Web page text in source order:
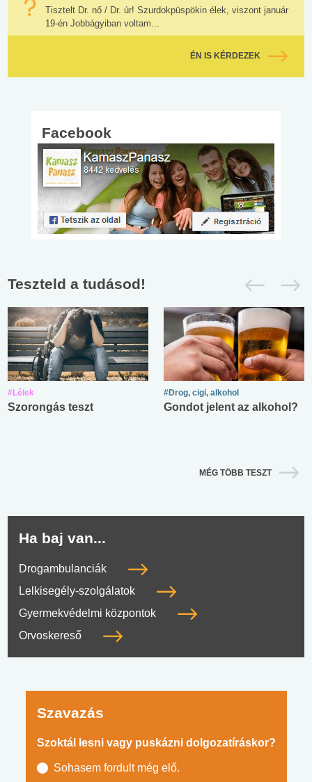
Tisztelt Dr. nő / Dr. úr! Szurdokpüspökin élek, viszont január
19-én Jobbágyiban voltam...
ÉN IS KÉRDEZEK
Facebook
Teszteld a tudásod!
#Lélek
Szorongás teszt
#Drog, cigi, alkohol
Gondot jelent az alkohol?
MÉG TÖBB TESZT
Ha baj van...
Drogambulanciák
Lelkisegély-szolgálatok
Gyermekvédelmi központok
Orvoskereső
Szavazás
Szoktál lesni vagy puskázni dolgozatíráskor?
Sohasem fordult még elő.